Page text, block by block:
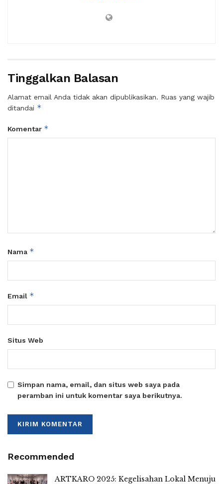
Tinggalkan Balasan
Alamat email Anda tidak akan dipublikasikan. Ruas yang wajib
ditandai *
Komentar *
Nama *
Email *
Situs Web
Simpan nama, email, dan situs web saya pada
peramban ini untuk komentar saya berikutnya.
Recommended
ARTKARO 2025: Kegelisahan Lokal Menuju